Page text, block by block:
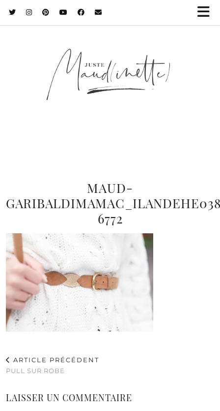
MAUD-
6772
ARTICLE PRÉCÉDENT
PULL SUR ROBE
LAISSER UN COMMENTAIRE